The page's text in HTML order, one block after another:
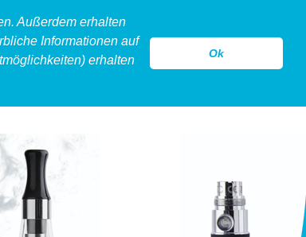
Außerdem erhalten
Informationen auf
erhalten
Ok
hollow kontakt